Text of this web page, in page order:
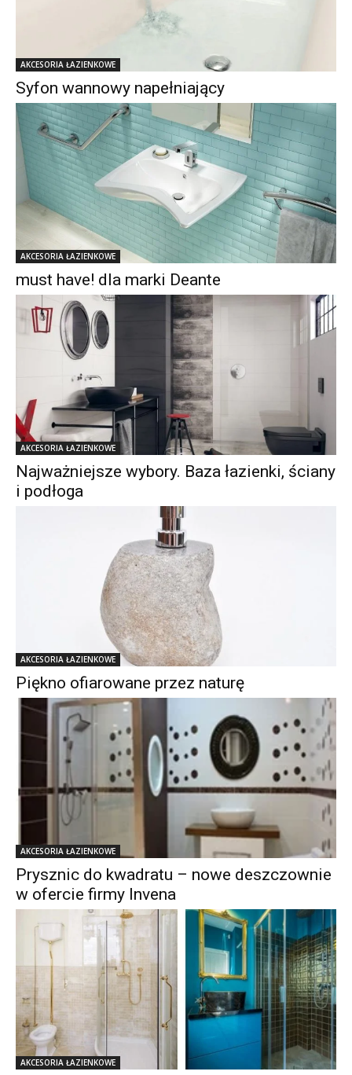
AKCESORIA ŁAZIENKOWE
Syfon wannowy napełniający
AKCESORIA ŁAZIENKOWE
must have! dla marki Deante
AKCESORIA ŁAZIENKOWE
Najważniejsze wybory. Baza łazienki, ściany
i podłoga
AKCESORIA ŁAZIENKOWE
Piękno ofiarowane przez naturę
AKCESORIA ŁAZIENKOWE
Prysznic do kwadratu – nowe deszczownie
w ofercie firmy Invena
AKCESORIA ŁAZIENKOWE